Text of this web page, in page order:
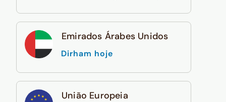
Emirados Árabes Unidos
Dirham hoje
União Europeia